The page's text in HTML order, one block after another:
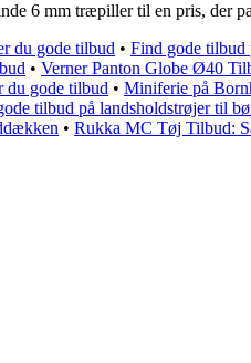
6 mm træpiller til en pris, der
du gode tilbud • Find gode
• Verner Panton Globe Ø40
du gode tilbud • Miniferie på
tilbud på landsholdstrøjer til
• Rukka MC Tøj Tilbud: